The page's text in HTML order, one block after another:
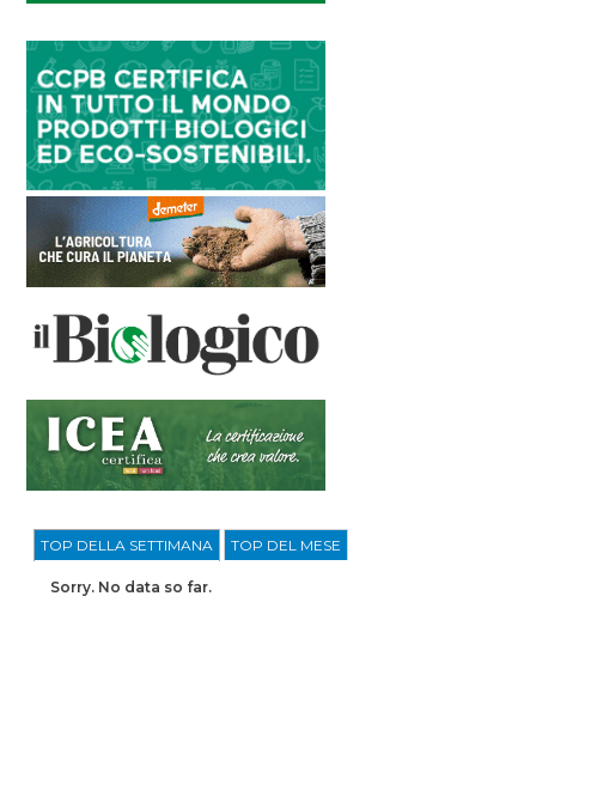
TOP DELLA SETTIMANA TOP DEL MESE
Sorry. No data so far.